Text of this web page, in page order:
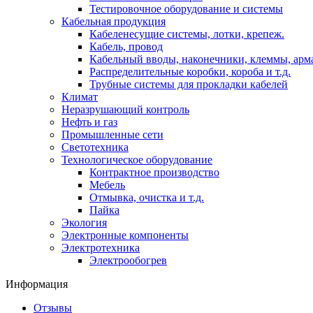
Тестировочное оборудование и системы
Кабельная продукция
Кабеленесущие системы, лотки, крепеж.
Кабель, провод
Кабельный вводы, наконечники, клеммы,
Распределительные коробки, короба и т.д.
Трубные системы для прокладки кабелей
Климат
Неразрушающий контроль
Нефть и газ
Промышленные сети
Светотехника
Технологическое оборудование
Контрактное производство
Мебель
Отмывка, очистка и т.д.
Пайка
Экология
Электронные компоненты
Электротехника
Электрообогрев
Информация
Отзывы